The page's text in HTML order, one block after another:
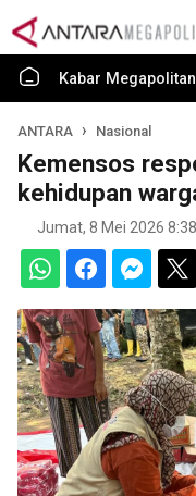
Kabar Megapolitan
ANTARA Nasional
Kemensos
kehidupan
Jumat, 8 Mei 2026 8:38